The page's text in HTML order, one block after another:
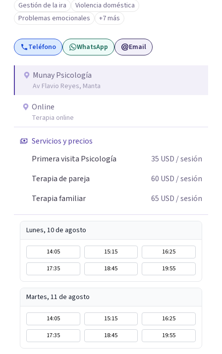
Gestión de la ira
Violencia doméstica
Problemas emocionales
+7 más
Teléfono WhatsApp Email
Munay Psicología
Av Flavio Reyes, Manta
Online
Terapia online
Servicios y precios
Primera visita Psicología
35 USD / sesión
Terapia de pareja
60 USD / sesión
Terapia familiar
65 USD / sesión
Lunes, 10 de agosto
14:05 15:15
16:25
17:35
18:45 19:55
Martes, 11 de agosto
14:05 15:15
16:25
17:35
18:45 19:55